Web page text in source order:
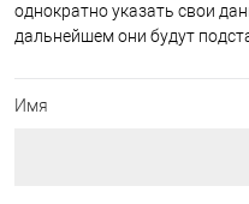
однократно указать свои
дальнейшем они будут
Имя